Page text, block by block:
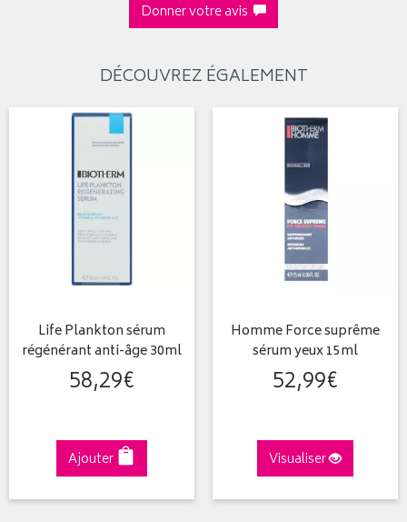
Donner votre avis
DÉCOUVREZ ÉGALEMENT
Life Plankton sérum
régénérant anti-âge 30ml
58,29€
Ajouter
Homme Force suprême
sérum yeux 15ml
52,99€
Visualiser